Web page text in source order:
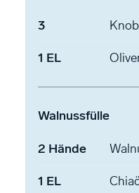
3
1 EL
Walnussfülle
2 Hände
1 EL